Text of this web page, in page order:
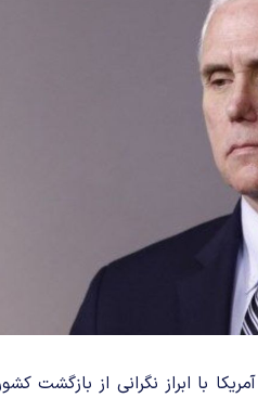
با ابراز نگرانی از بازگشت